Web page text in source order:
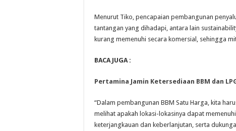
Menurut Tiko, pencapaian pembangunan
tantangan yang dihadapi, antara lain
kurang memenuhi secara komersial, sehingga
BACA JUGA :
Pertamina Jamin Ketersediaan BBM dan
“Dalam pembangunan BBM Satu Harga, kita
melihat apakah lokasi-lokasinya dapat
keterjangkauan dan keberlanjutan, serta